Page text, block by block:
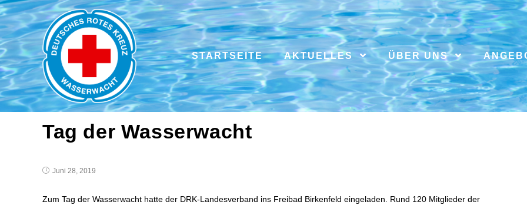
STARTSEITE AKTUELLES ÜBER UNS
Tag der Wasserwacht
Juni 28, 2019
Zum Tag der Wasserwacht hatte der DRK-Landesverband ins Freibad Birkenfeld eingeladen. Rund 120 Mitglieder der